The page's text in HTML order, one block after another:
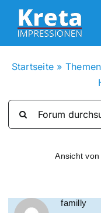
Zum
Inhalt
springen
Startseite » Themen
Ansicht
familly